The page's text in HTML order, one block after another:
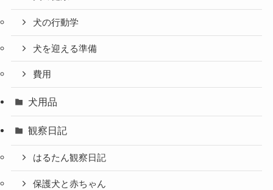
犬の行動学
犬を迎える準備
費用
犬用品
観察日記
はるたん観察日記
保護犬と赤ちゃん